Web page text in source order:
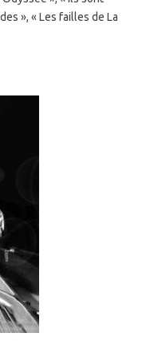
», « Les failles de La